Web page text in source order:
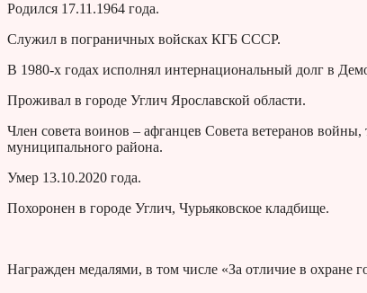
Родился 17.11.1964 года.
Служил в пограничных войсках КГБ СССР.
В 1980-х годах исполнял интернациональный долг в
Проживал в городе Углич Ярославской области.
Член совета воинов – афганцев Совета ветеранов
муниципального района.
Умер 13.10.2020 года.
Похоронен в городе Углич, Чурьяковское кладбище.
Награжден медалями, в том числе «За отличие в охране